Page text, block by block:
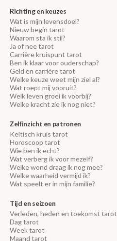
Richting en keuzes
Wat is mijn levensdoel?
Nieuw begin tarot
Waarom sta ik stil?
Ja of nee tarot
Carrière kruispunt tarot
Ben ik klaar voor ouderschap?
Geld en carrière tarot
Welke keuze weet mijn ziel al?
Wat roept mij vooruit?
Welk leven groei ik voorbij?
Welke kracht zie ik nog niet?
Zelfinzicht en patronen
Keltisch kruis tarot
Horoscoop tarot
Wie ben ik echt?
Wat verberg ik voor mezelf?
Welke wond draag ik nog mee?
Welke waarheid vermijd ik?
Wat speelt er in mijn familie?
Tijd en seizoen
Verleden, heden en toekomst tarot
Dag tarot
Week tarot
Maand tarot